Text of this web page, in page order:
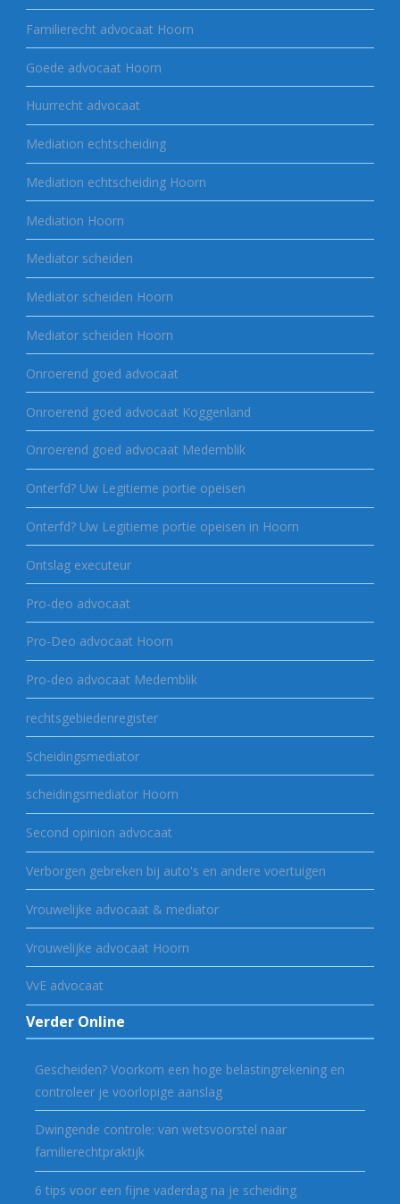
Familierecht advocaat Hoorn
Goede advocaat Hoorn
Huurrecht advocaat
Mediation echtscheiding
Mediation echtscheiding Hoorn
Mediation Hoorn
Mediator scheiden
Mediator scheiden Hoorn
Mediator scheiden Hoorn
Onroerend goed advocaat
Onroerend goed advocaat Koggenland
Onroerend goed advocaat Medemblik
Onterfd? Uw Legitieme portie opeisen
Onterfd? Uw Legitieme portie opeisen in Hoorn
Ontslag executeur
Pro-deo advocaat
Pro-Deo advocaat Hoorn
Pro-deo advocaat Medemblik
rechtsgebiedenregister
Scheidingsmediator
scheidingsmediator Hoorn
Second opinion advocaat
Verborgen gebreken bij auto's en andere voertuigen
Vrouwelijke advocaat & mediator
Vrouwelijke advocaat Hoorn
VvE advocaat
Verder Online
Gescheiden? Voorkom een hoge belastingrekening en
controleer je voorlopige aanslag
Dwingende controle: van wetsvoorstel naar
familierechtpraktijk
6 tips voor een fijne vaderdag na je scheiding